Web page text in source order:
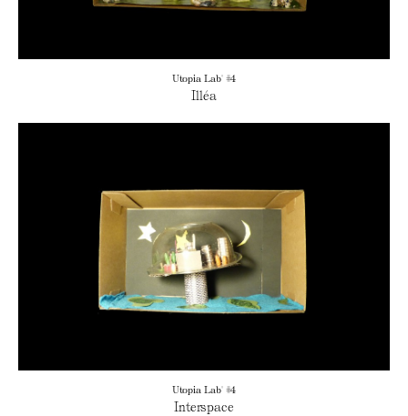
Utopia Lab' #4
Illéa
Utopia Lab' #4
Interspace